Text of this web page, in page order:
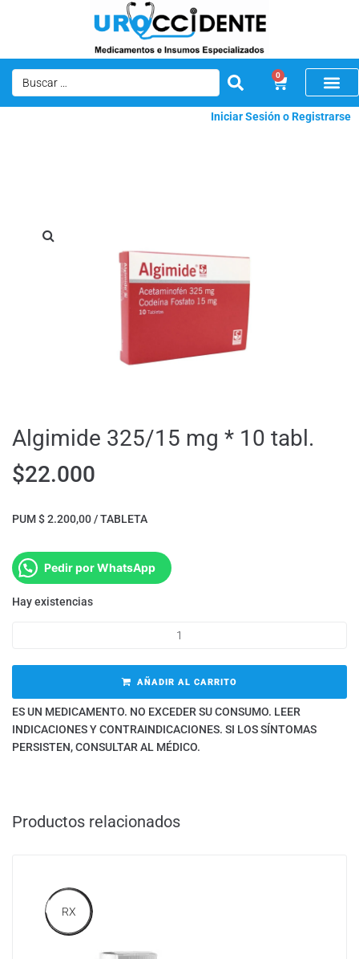
0
Iniciar Sesión o Registrarse
Algimide 325/15 mg * 10 tabl.
$22.000
PUM $ 2.200,00 / TABLETA
Pedir por WhatsApp
Hay existencias
AÑADIR AL CARRITO
ES UN MEDICAMENTO. NO EXCEDER SU CONSUMO. LEER
INDICACIONES Y CONTRAINDICACIONES. SI LOS SÍNTOMAS
PERSISTEN, CONSULTAR AL MÉDICO.
Productos relacionados
RX